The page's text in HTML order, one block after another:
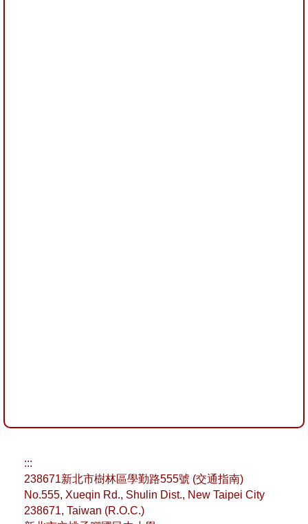
:::
238671新北市樹林區學勤路555號 (交通指南)
No.555, Xueqin Rd., Shulin Dist., New Taipei City
238671, Taiwan (R.O.C.)